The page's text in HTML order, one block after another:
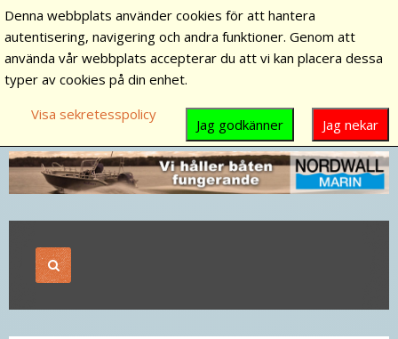
Denna webbplats använder cookies för att hantera
autentisering, navigering och andra funktioner. Genom att
använda vår webbplats accepterar du att vi kan placera dessa
typer av cookies på din enhet.
Visa sekretesspolicy
Jag nekar
Jag godkänner